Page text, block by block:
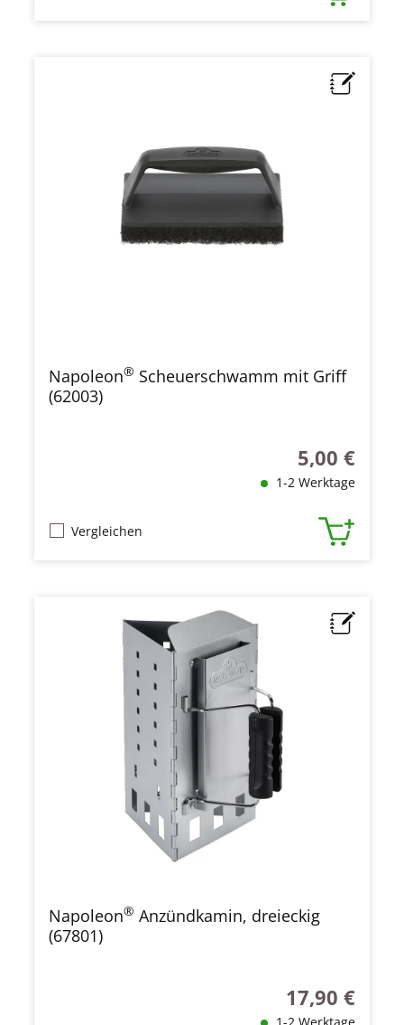
Napoleon® Scheuerschwamm mit Griff
(62003)
Regulärer
5,00 €
1-2 Werktage
Vergleichen
Napoleon® Anzündkamin, dreieckig
(67801)
Regulärer Preis:
17,90 €